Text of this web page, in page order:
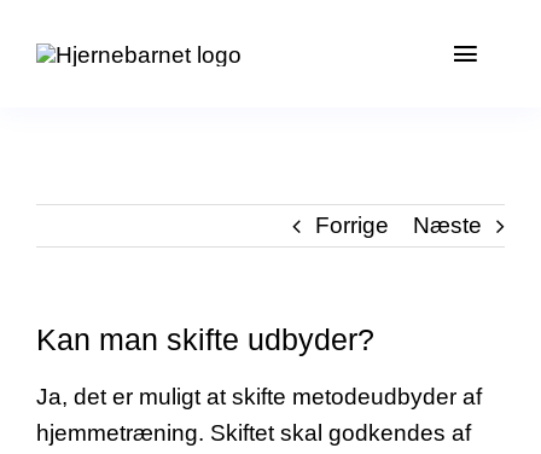
Toggle
Støt os
Forrige Næste
Kan man skifte udbyder?
Ja, det er muligt at skifte metodeudbyder af
hjemmetræning. Skiftet skal godkendes af